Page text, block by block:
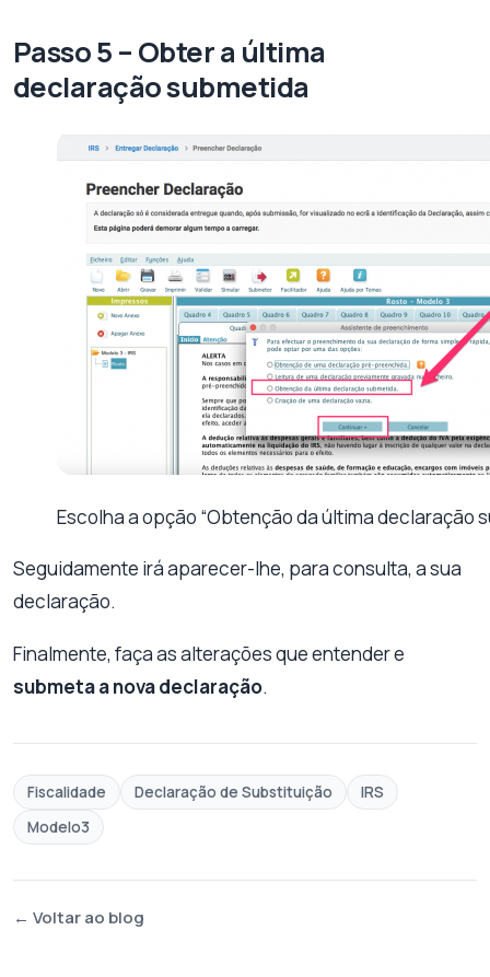
Passo 5 – Obter a última
declaração submetida
Escolha a opção “Obtenção da última declaração
Seguidamente irá aparecer-lhe, para consulta, a sua
declaração.
Finalmente, faça as alterações que entender e
submeta a nova declaração.
Fiscalidade Declaração de Substituição
IRS
Modelo3
← Voltar ao blog